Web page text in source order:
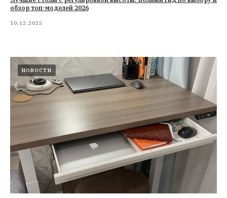
обзор топ-моделей 2026
10.12.2025
НОВОСТИ